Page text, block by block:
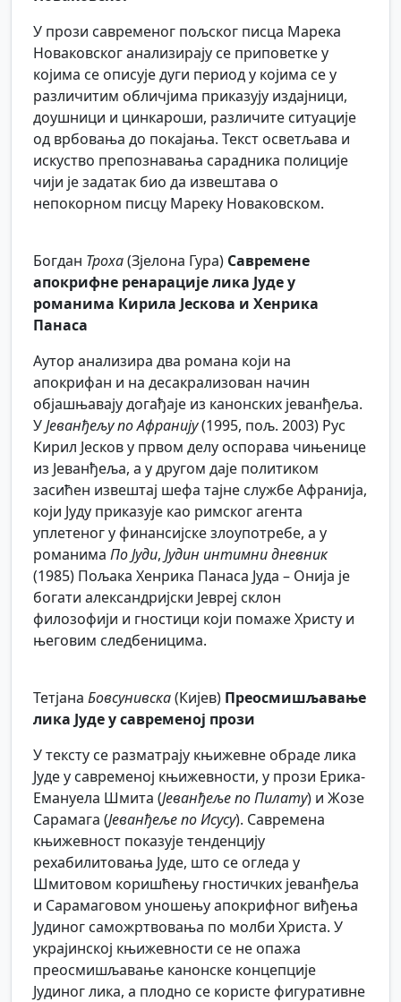
У прози савременог пољског писца Марека
Новаковског анализирају се приповетке у
којима се описује дуги период у којима се у
различитим обличјима приказују издајници,
доушници и цинкароши, различите ситуације
од врбовања до покајања. Текст осветљава и
искуство препознавања сарадника полиције
чији је задатак био да извештава о
непокорном писцу Мареку Новаковском.
Богдан Троха(Зјелона Гура) Савремене
апокрифне ренарације лика Јуде у
романима Кирила Јескова и Хенрика
Панаса
Аутор анализира два романа који на
апокрифан и на десакрализован начин
објашњавају догађаје из канонских јеванђеља.
УЈеванђељу по Афранију(1995, пољ. 2003) Рус
Кирил Јесков у првом делу оспорава чињенице
из Јеванђеља, а у другом даје политиком
засићен извештај шефа тајне службе Афранија,
који Јуду приказује као римског агента
уплетеног у финансијске злоупотребе, а у
романима По Јуди, Јудин интимни дневник
(1985) Пољака Хенрика Панаса Јуда – Онија је
богати александријски Јевреј склон
филозофији и гностици који помаже Христу и
његовим следбеницима.
Тетјана Бовсунивска(Кијев) Преосмишљавање
лика Јуде у савременој прози
У тексту се разматрају књижевне обраде лика
Јуде у савременој књижевности, у прози Ерика-
Емануела Шмита (Јеванђеље по Пилату) и Жозе
Сарамага (Јеванђеље по Исусу). Савремена
књижевност показује тенденцију
рехабилитовања Јуде, што се огледа у
Шмитoвом коришћењу гностичких јеванђеља
и Сарамаговом уношењу апокрифног виђења
Јудиног саможртвовања по молби Христа. У
украјинској књижевности се не опажа
преосмишљавање канонске концепције
Јудиног лика, а плодно се користе фигуративне